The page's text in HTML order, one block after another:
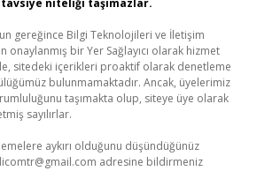
niteliği taşımazlar.
gereğince Bilgi Teknolojileri ve İletişim
onaylanmış bir Yer Sağlayıcı olarak hizmet
sitedeki içerikleri proaktif olarak denetleme
bulunmamaktadır. Ancak, üyelerimiz
taşımakta olup, siteye üye olarak
sayılırlar.
aykırı olduğunu düşündüğünüz
adresine bildirmeniz